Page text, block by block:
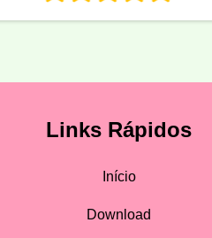
Links Rápidos
Início
Download